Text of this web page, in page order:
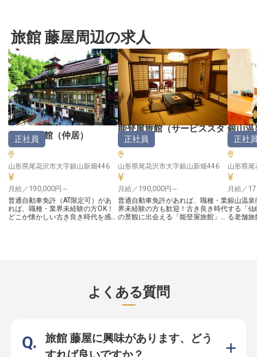
2回・年休105日・寮費月10,000円
と働きやすい環境をご用意。その
他、退職金制度や評価制度もあるの
で、先を見据えた長期的は働き方が
可能です！
残業手当は1分単位で支給、子育て
援助手当、中抜け手当、温泉・スキ
ー場も無料で利用OK！充実した環
境で、新しい毎日を始めましょう！
【この企業・施設について】 山形
県蔵王温泉の閑静な森と湖畔に佇む
「蔵王四季のホテル」は、上質で優
雅なひとときを過ごせる高原の宿。
源泉掛け流しの天然温泉と肌にやさ
しい白樺の湯、山形牛やこだわり抜
いた食材を贅沢に使用した料理、四
季の移ろいを感じる景色、窓から自
然を望める落ち着きのある客室な
ど、心からくつろげる空間をご提供
しています。山形駅からホテルまで
は無料送迎バスを運行。蔵王ロープ
ウェイまでは徒歩5分と観光にも便
利です。
りなど固
フのメリ
佇む老
出を現代
プトに
のよう
迎えして
別館の客
望める
堪能でき
す。アッ
た当社で
つけてみ
旅館 藤屋周辺の求人
能登屋旅館 （仲居）
正社員
山形県尾花沢市大字銀山新畑446
月給／190,000円～
普通自動車免許（AT限定可）があ
れば、職種・業界未経験の方OK！
どこか懐かしい古き良き時代を感じ
位で取得できるなど働きやすい環境
す。過ぎ去り日思い出を現代へ紡い
でいくことをコンセプトに、昔にタ
イムスリップしたかのような風格で
能登屋旅館（サービススタ
ッフ）
正社員
山形県尾花沢市大字銀山新畑446
月給／190,000円～
普通自動車免許があれば、職種・業
界未経験の方も歓迎！古き良き時代
の景観に出会える「能登屋旅館」の
所で新たなキャリアをスタートでき
ます。 【この企業・施設につい
て】 明治25年創業「能登屋旅館」
思い出を現代へ紡いでいくことをコ
ンセプトに、昔にタイムスリップし
たかのような風格で幅広いお客様を
銀山温
（フロ
正社員
山形県尾
月給／
銀山温泉
する「仙
る老舗旅
よくある質問
旅館 藤屋に興味があります、どう